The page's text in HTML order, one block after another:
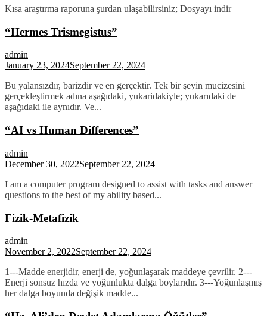
Kısa araştırma raporuna şurdan ulaşabilirsiniz; Dosyayı indir
“Hermes Trismegistus”
admin
January 23, 2024September 22, 2024
Bu yalansızdır, barizdir ve en gerçektir. Tek bir şeyin mucizesini
gerçekleştirmek adına aşağıdaki, yukaridakiyle; yukarıdaki de
aşağıdaki ile aynıdır. Ve...
“AI vs Human Differences”
admin
December 30, 2022September 22, 2024
I am a computer program designed to assist with tasks and answer
questions to the best of my ability based...
Fizik-Metafizik
admin
November 2, 2022September 22, 2024
1---Madde enerjidir, enerji de, yoğunlaşarak maddeye çevrilir. 2---
Enerji sonsuz hızda ve yoğunlukta dalga boylarıdır. 3---Yoğunlaşmış
her dalga boyunda değişik madde...